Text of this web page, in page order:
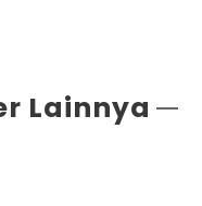
Lainnya